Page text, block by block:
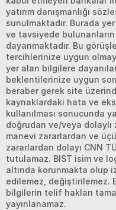
yatırım danışmanlığı
sunulmaktadır. Burada
ve tavsiyede
dayanmaktadır. Bu
tercihlerinize uygun
yer alan bilgilere
beklentilerinize uygun
beraber gerek site
kaynaklardaki hata ve
kullanılması sonucunda
doğrudan ve/veya
manevi zararlardan ve
zararlardan dolayı CNN
tutulamaz. BIST isim ve
altında korunmakta olup
edilemez, değiştirilemez.
bilgilerin telif hakları
yayınlanamaz.